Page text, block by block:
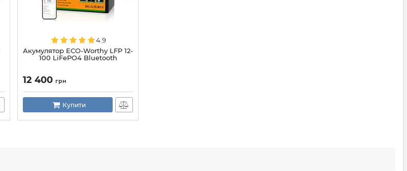
4.9
Акумулятор ECO-Worthy LFP 12-
100 LiFePO4 Bluetooth
12 400 грн
Купити